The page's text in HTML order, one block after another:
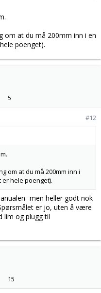
om at du må 200mm inn i en
poenget).
5
#12
om at du må 200mm inn i
hele poenget).
men heller godt nok
er jo, uten å være
lim og plugg til
15